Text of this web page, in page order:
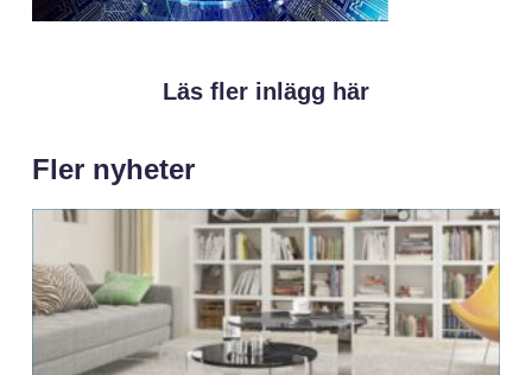
Läs fler inlägg här
Fler nyheter